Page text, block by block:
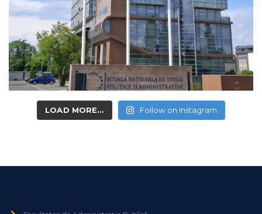
LOAD MORE... Follow on Instagram